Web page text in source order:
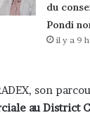
du
Pondi
il y a 9
son
au District